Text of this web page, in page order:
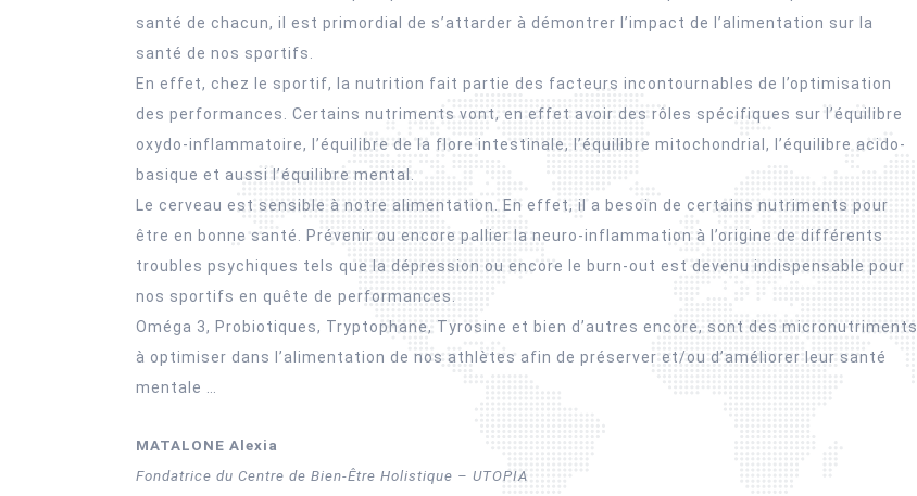
santé de chacun, il est primordial de s’attarder à démontrer l’impact de l’alimentation sur la
santé de nos sportifs.
En effet, chez le sportif, la nutrition fait partie des facteurs incontournables de l’optimisation
des performances. Certains nutriments vont, en effet avoir des rôles spécifiques sur l’équilibre
oxydo-inflammatoire, l’équilibre de la flore intestinale, l’équilibre mitochondrial, l’équilibre acido-
basique et aussi l’équilibre mental.
Le cerveau est sensible à notre alimentation. En effet, il a besoin de certains nutriments pour
être en bonne santé. Prévenir ou encore pallier la neuro-inflammation à l’origine de différents
troubles psychiques tels que la dépression ou encore le burn-out est devenu indispensable pour
nos sportifs en quête de performances.
Oméga 3, Probiotiques, Tryptophane, Tyrosine et bien d’autres encore, sont des micronutriments
à optimiser dans l’alimentation de nos athlètes afin de préserver et/ou d’améliorer leur santé
mentale …
MATALONE Alexia
Fondatrice du Centre de Bien-Être Holistique – UTOPIA